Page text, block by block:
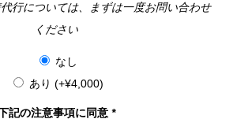
行については、まずは一度お問い合わせ
ください
なし
あり (+¥4,000)
記の注意事項に同意 *